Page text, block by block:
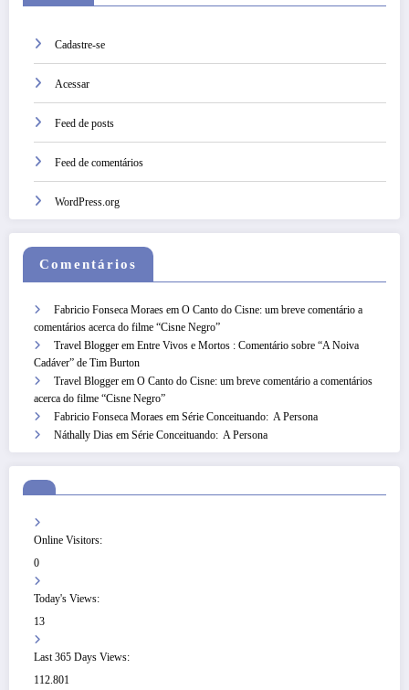
Cadastre-se
Acessar
Feed de posts
Feed de comentários
WordPress.org
Comentários
Fabricio Fonseca Moraes em O Canto do Cisne: um breve comentário a
comentários acerca do filme “Cisne Negro”
Travel Blogger em Entre Vivos e Mortos : Comentário sobre “A Noiva
Cadáver” de Tim Burton
Travel Blogger em O Canto do Cisne: um breve comentário a comentários
acerca do filme “Cisne Negro”
Fabricio Fonseca Moraes em Série Conceituando: A Persona
Náthally Dias em Série Conceituando: A Persona
Online Visitors:
0
Today's Views:
13
Last 365 Days Views:
112.801